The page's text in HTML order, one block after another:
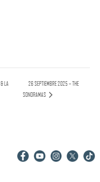
LA
26 SEPTIEMBRE 2025 – THE
SONORAMAS